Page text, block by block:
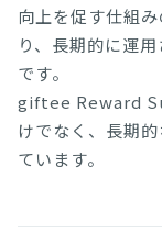
向上を促す仕組
り、長期的に運
です。
giftee Reward
けでなく、長期
ています。